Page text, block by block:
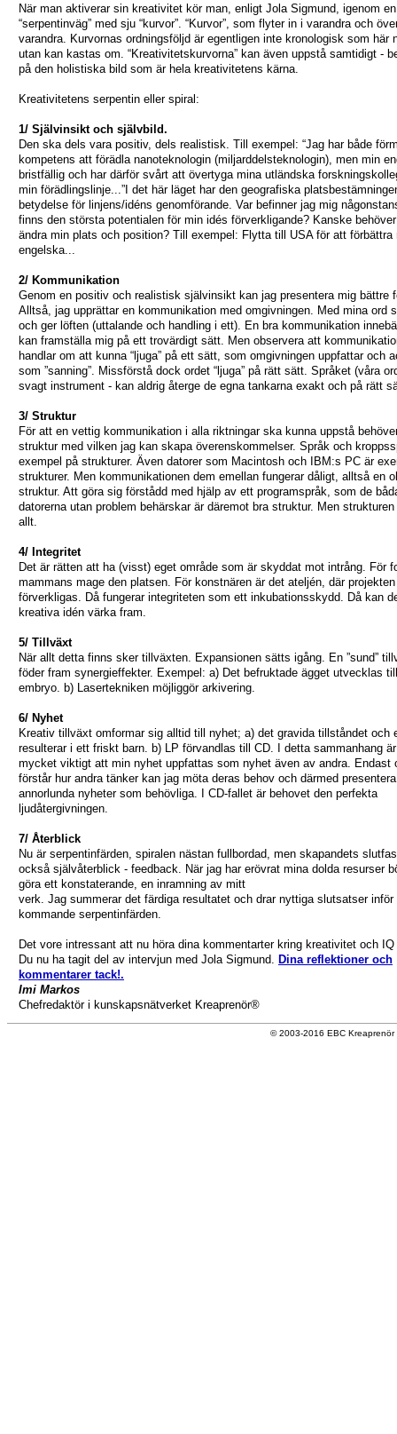
När man aktiverar sin kreativitet kör man, enligt Jola Sigmund, igenom en
“serpentinväg” med sju “kurvor”. “Kurvor”, som flyter in i varandra och
varandra. Kurvornas ordningsföljd är egentligen inte kronologisk som här
utan kan kastas om. “Kreativitetskurvorna” kan även uppstå samtidigt -
på den holistiska bild som är hela kreativitetens kärna.
Kreativitetens serpentin eller spiral:
1/ Självinsikt och självbild.
Den ska dels vara positiv, dels realistisk. Till exempel: “Jag har både
kompetens att förädla nanoteknologin (miljarddelsteknologin), men min
bristfällig och har därför svårt att övertyga mina utländska
min förädlingslinje...”I det här läget har den geografiska
betydelse för linjens/idéns genomförande. Var befinner jag mig
finns den största potentialen för min idés förverkligande? Kanske
ändra min plats och position? Till exempel: Flytta till USA för att förbättra
engelska...
2/ Kommunikation
Genom en positiv och realistisk självinsikt kan jag presentera mig bättre
Alltså, jag upprättar en kommunikation med omgivningen. Med mina ord
och ger löften (uttalande och handling i ett). En bra kommunikation
kan framställa mig på ett trovärdigt sätt. Men observera att
handlar om att kunna “ljuga” på ett sätt, som omgivningen uppfattar och
som ”sanning”. Missförstå dock ordet “ljuga” på rätt sätt. Språket (våra
svagt instrument - kan aldrig återge de egna tankarna exakt och på rätt
3/ Struktur
För att en vettig kommunikation i alla riktningar ska kunna uppstå
struktur med vilken jag kan skapa överenskommelser. Språk och
exempel på strukturer. Även datorer som Macintosh och IBM:s PC är
strukturer. Men kommunikationen dem emellan fungerar dåligt, alltså en
struktur. Att göra sig förstådd med hjälp av ett programspråk, som de
datorerna utan problem behärskar är däremot bra struktur. Men
allt.
4/ Integritet
Det är rätten att ha (visst) eget område som är skyddat mot intrång. För
mammans mage den platsen. För konstnären är det ateljén, där
förverkligas. Då fungerar integriteten som ett inkubationsskydd. Då kan
kreativa idén värka fram.
5/ Tillväxt
När allt detta finns sker tillväxten. Expansionen sätts igång. En ”sund”
föder fram synergieffekter. Exempel: a) Det befruktade ägget utvecklas
embryo. b) Lasertekniken möjliggör arkivering.
6/ Nyhet
Kreativ tillväxt omformar sig alltid till nyhet; a) det gravida tillståndet och
resulterar i ett friskt barn. b) LP förvandlas till CD. I detta sammanhang
mycket viktigt att min nyhet uppfattas som nyhet även av andra. Endast
förstår hur andra tänker kan jag möta deras behov och därmed presentera
annorlunda nyheter som behövliga. I CD-fallet är behovet den perfekta
ljudåtergivningen.
7/ Återblick
Nu är serpentinfärden, spiralen nästan fullbordad, men skapandets
också självåterblick - feedback. När jag har erövrat mina dolda resurser
göra ett konstaterande, en inramning av mitt
verk. Jag summerar det färdiga resultatet och drar nyttiga slutsatser inför
kommande serpentinfärden.
Det vore intressant att nu höra dina kommentarter kring kreativitet och
Du nu ha tagit del av intervjun med Jola Sigmund. Dina reflektioner och
kommentarer tack!.
Imi Markos
Chefredaktör i kunskapsnätverket Kreaprenör®
© 2003-2016 EBC Kreaprenör